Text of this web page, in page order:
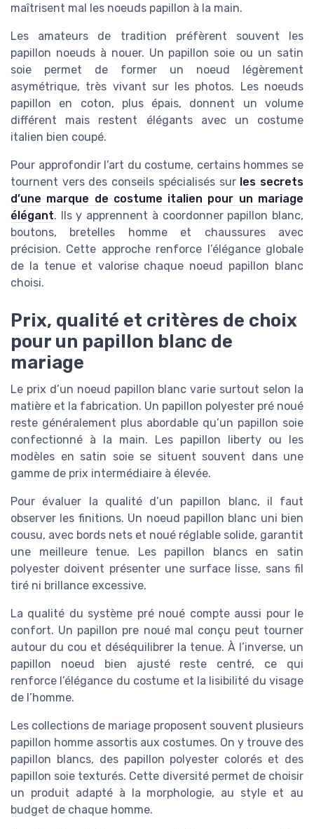
maîtrisent mal les noeuds papillon à la main.
Les amateurs de tradition préfèrent souvent les
papillon noeuds à nouer. Un papillon soie ou un satin
soie permet de former un noeud légèrement
asymétrique, très vivant sur les photos. Les noeuds
papillon en coton, plus épais, donnent un volume
différent mais restent élégants avec un costume
italien bien coupé.
Pour approfondir l’art du costume, certains hommes se
tournent vers des conseils spécialisés sur les secrets
d’une marque de costume italien pour un mariage
élégant. Ils y apprennent à coordonner papillon blanc,
boutons, bretelles homme et chaussures avec
précision. Cette approche renforce l’élégance globale
de la tenue et valorise chaque noeud papillon blanc
choisi.
Prix, qualité et critères de choix
pour un papillon blanc de
mariage
Le prix d’un noeud papillon blanc varie surtout selon la
matière et la fabrication. Un papillon polyester pré noué
reste généralement plus abordable qu’un papillon soie
confectionné à la main. Les papillon liberty ou les
modèles en satin soie se situent souvent dans une
gamme de prix intermédiaire à élevée.
Pour évaluer la qualité d’un papillon blanc, il faut
observer les finitions. Un noeud papillon blanc uni bien
cousu, avec bords nets et noué réglable solide, garantit
une meilleure tenue. Les papillon blancs en satin
polyester doivent présenter une surface lisse, sans fil
tiré ni brillance excessive.
La qualité du système pré noué compte aussi pour le
confort. Un papillon pre noué mal conçu peut tourner
autour du cou et déséquilibrer la tenue. À l’inverse, un
papillon noeud bien ajusté reste centré, ce qui
renforce l’élégance du costume et la lisibilité du visage
de l’homme.
Les collections de mariage proposent souvent plusieurs
papillon homme assortis aux costumes. On y trouve des
papillon blancs, des papillon polyester colorés et des
papillon soie texturés. Cette diversité permet de choisir
un produit adapté à la morphologie, au style et au
budget de chaque homme.